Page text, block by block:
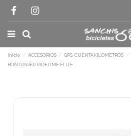
Inicio ACCESORIOS GPS, CUENTAKILOMETROS
BONTRAGER RIDETIME ELITE
BONTRAGER RIDETIME ELITE